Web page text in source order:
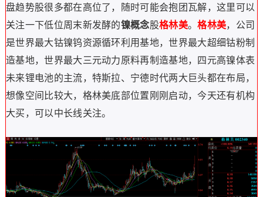
盘趋势股很多都在高位了，随时可能会抱团瓦解，这里可以
关注一下低位周末新发酵的镍概念股格林美。格林美， 公司
是世界最大钴镍钨资源循环利用基地，世界最大超细钴粉制
造基地，世界最大三元动力原料再制造基地， 四元高镍体表
未来锂电池的主流，特斯拉、宁德时代两大巨头都在布局，
想像空间比较大，格林美底部位置刚刚启动，今天还有机构
大买，可以中长线关注。